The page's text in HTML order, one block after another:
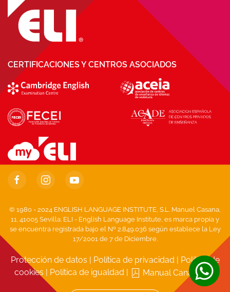
CERTIFICACIONES Y CENTROS ASOCIADOS
© 1980 - 2024 ENGLISH LANGUAGE INSTITUTE, S.L. Manuel Casana,
11. 41005 Sevilla. ELI - English Language Institute, es marca propia y
se encuentra registrada bajo el Nº 2.849.036 según establece la Ley
17/2001 de 7 de Diciembre.
Protección de datos Política de privacidad
Política de
cookies
Política de igualdad Manual Canal Ético